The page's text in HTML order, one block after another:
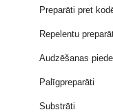
Preparāti pret
Repelentu
Audzēšanas
Palīgpreparāti
Substrāti